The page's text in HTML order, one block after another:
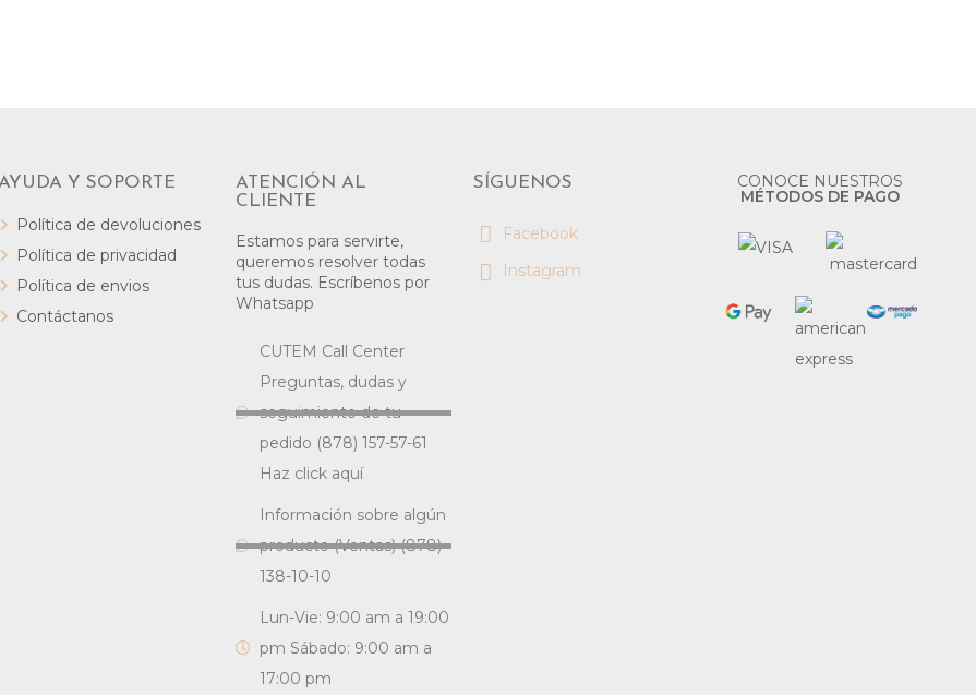
Y SOPORTE
Política de devoluciones
Política de privacidad
Política de envios
Contáctanos
ATENCIÓN AL
CLIENTE
Estamos para servirte,
queremos resolver todas
tus dudas. Escríbenos por
Whatsapp
CUTEM Call Center
Preguntas, dudas y
seguimiento de tu
pedido (878) 157-57-61
Haz click aquí
Información sobre algún
producto (Ventas) (878)
138-10-10
Lun-Vie: 9:00 am a 19:00
pm Sábado: 9:00 am a
17:00 pm
SÍGUENOS
Facebook
Instagram
CONOCE NUESTROS
MÉTODOS DE PAGO